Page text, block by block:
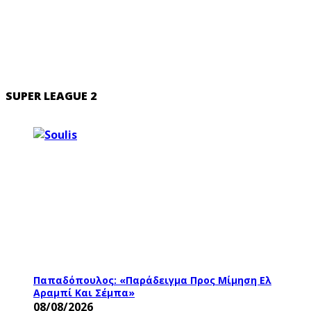
SUPER LEAGUE 2
Παπαδόπουλος: «Παράδειγμα Προς Μίμηση Ελ
Αραμπί Και Σέμπα»
08/08/2026